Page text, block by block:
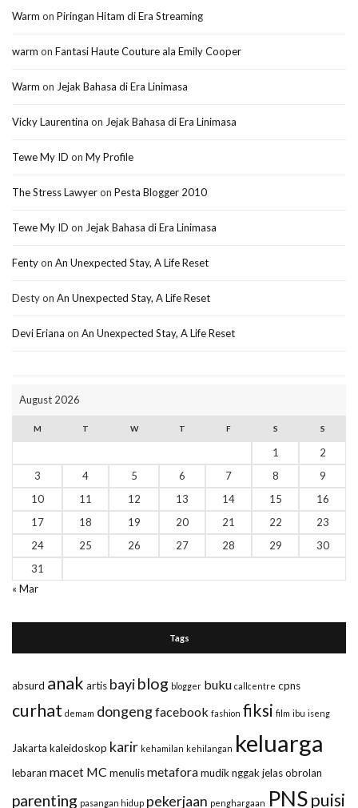
Warm on Piringan Hitam di Era Streaming
warm on Fantasi Haute Couture ala Emily Cooper
Warm on Jejak Bahasa di Era Linimasa
Vicky Laurentina on Jejak Bahasa di Era Linimasa
Tewe My ID on My Profile
The Stress Lawyeron Pesta Blogger 2010
Tewe My ID on Jejak Bahasa di Era Linimasa
Fentyon An Unexpected Stay, A Life Reset
Destyon An Unexpected Stay, A Life Reset
Devi Eriana on An Unexpected Stay, A Life Reset
August 2026
M T W T F S S
1
2
3
4 5 6 7 8
9
10
11 12 13 14 15
16
17
18 19 20 21 22
23
24
25 26 27 28 29
30
31
« Mar
Tags
absurd anak artis bayiblog blogger buku callcentre cpns
curhat demam dongengfacebook fashion fiksi film ibu iseng
Jakarta kaleidoskop karir kehamilan kehilangan keluarga
lebaran macet MC menulismetaforamudiknggak jelasobrolan
parenting pasangan hidup pekerjaan penghargaan PNSpuisi